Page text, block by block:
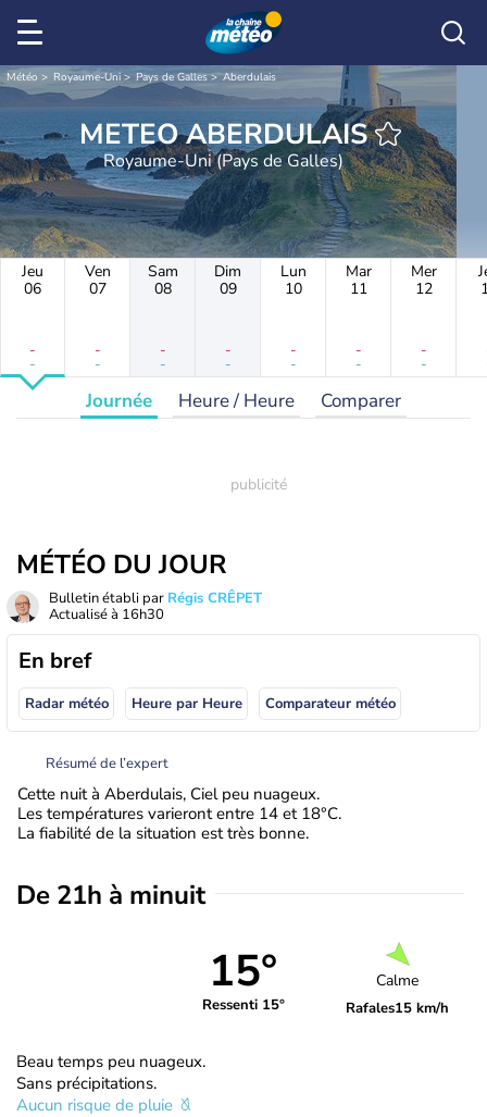
Météo Royaume-Uni Pays de Galles Aberdulais
METEO ABERDULAIS
Royaume-Uni (Pays de Galles)
Jeu
06
-
-
Ven
07
-
-
Sam
08
-
-
Dim
09
-
-
Lun
10
-
-
Mar
11
-
-
Mer
12
-
-
Journée Heure / Heure Comparer
MÉTÉO DU JOUR
Bulletin établi par Régis CRÊPET
Actualisé à 16h30
En bref
Radar météo Heure par Heure Comparateur météo
Résumé de l’expert
Cette nuit à Aberdulais, Ciel peu nuageux.
Les températures varieront entre 14 et 18°C.
La fiabilité de la situation est très bonne.
De 21h à minuit
15°
Ressenti 15°
Calme
Rafales15 km/h
Beau temps peu nuageux.
Sans précipitations.
Aucun risque de pluie